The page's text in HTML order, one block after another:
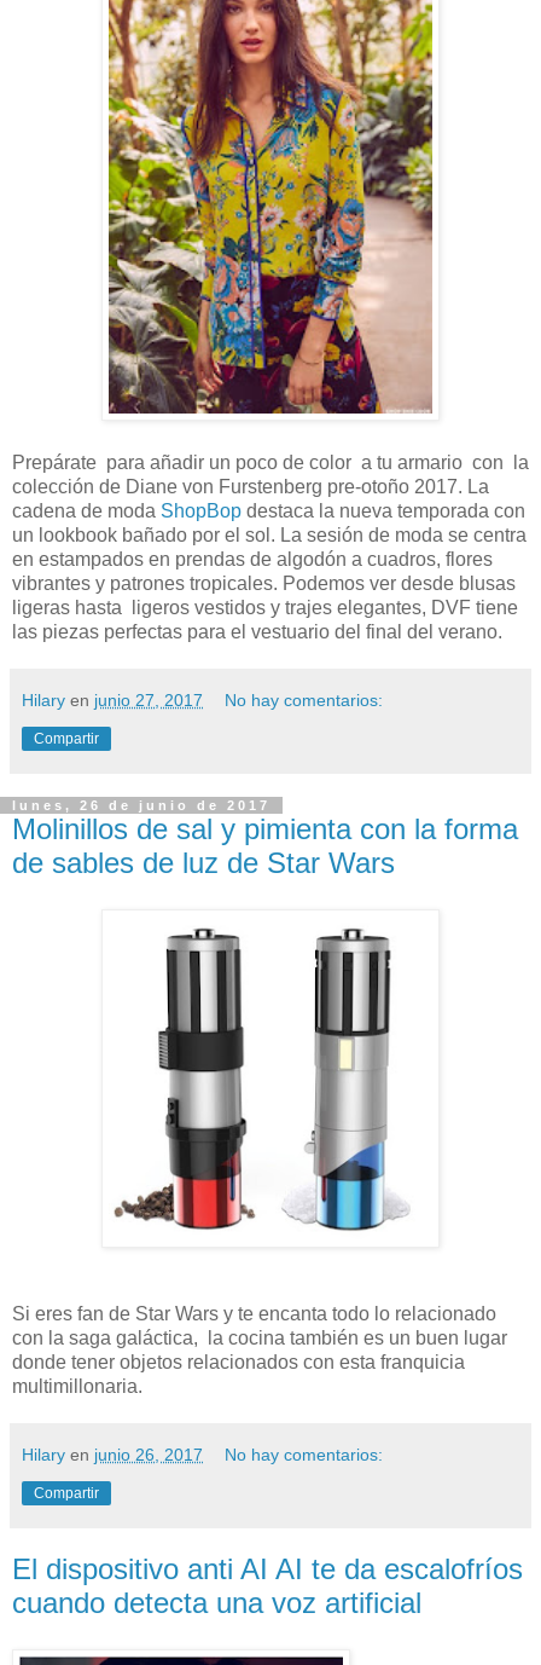
Prepárate para añadir un poco de color a tu armario con la
colección de Diane von Furstenberg pre-otoño 2017. La
cadena de moda ShopBop destaca la nueva temporada con
un lookbook bañado por el sol. La sesión de moda se centra
en estampados en prendas de algodón a cuadros, flores
vibrantes y patrones tropicales. Podemos ver desde blusas
ligeras hasta ligeros vestidos y trajes elegantes, DVF tiene
las piezas perfectas para el vestuario del final del verano.
Hilary en junio 27, 2017 No hay comentarios:
Compartir
lunes, 26 de junio de 2017
Molinillos de sal y pimienta con la forma
de sables de luz de Star Wars
Si eres fan de Star Wars y te encanta todo lo relacionado
con la saga galáctica, la cocina también es un buen lugar
donde tener objetos relacionados con esta franquicia
multimillonaria.
Hilary en junio 26, 2017 No hay comentarios:
Compartir
El dispositivo anti AI AI te da escalofríos
cuando detecta una voz artificial